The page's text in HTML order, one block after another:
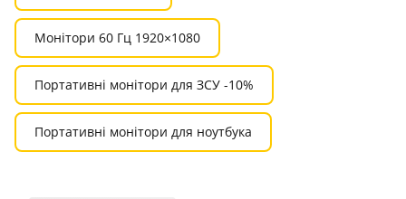
Монітори 60 Гц 1920×1080
Портативні монітори для ЗСУ -10%
Портативні монітори для ноутбука